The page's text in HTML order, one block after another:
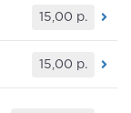
15,00 р.
15,00 р.